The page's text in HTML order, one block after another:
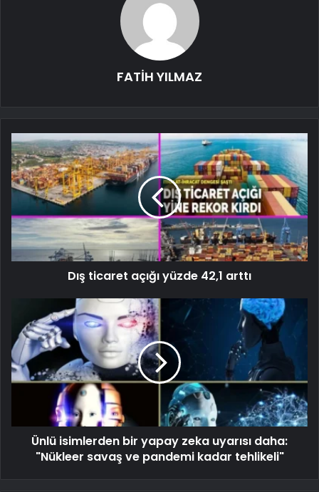
FATİH YILMAZ
Dış ticaret açığı yüzde 42,1 arttı
Ünlü isimlerden bir yapay zeka uyarısı daha:
"Nükleer savaş ve pandemi kadar tehlikeli"